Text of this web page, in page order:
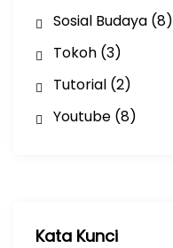
Sosial Budaya(8)
Tokoh(3)
Tutorial(2)
Youtube(8)
Kata Kunci